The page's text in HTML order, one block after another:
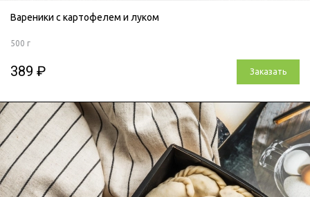
Вареники с картофелем и луком
500 г
389 ₽ Заказать